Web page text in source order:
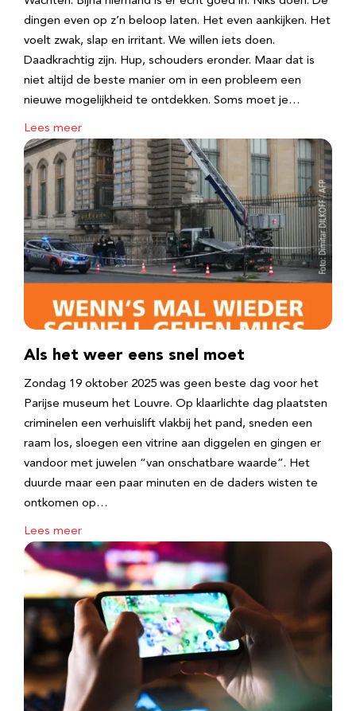
dingen even op z’n beloop laten. Het even aankijken. Het
voelt zwak, slap en irritant. We willen iets doen.
Daadkrachtig zijn. Hup, schouders eronder. Maar dat is
niet altijd de beste manier om in een probleem een
nieuwe mogelijkheid te ontdekken. Soms moet je…
Lees meer
Als het weer eens snel moet
Zondag 19 oktober 2025 was geen beste dag voor het
Parijse museum het Louvre. Op klaarlichte dag plaatsten
criminelen een verhuislift vlakbij het pand, sneden een
raam los, sloegen een vitrine aan diggelen en gingen er
vandoor met juwelen “van onschatbare waarde”. Het
duurde maar een paar minuten en de daders wisten te
ontkomen op…
Lees meer